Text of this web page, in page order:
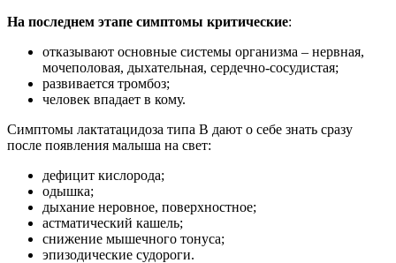
На последнем этапе симптомы критические:
отказывают основные системы организма – нервная,
мочеполовая, дыхательная, сердечно-сосудистая;
развивается тромбоз;
человек впадает в кому.
Симптомы лактатацидоза типа В дают о себе знать сразу
после появления малыша на свет:
дефицит кислорода;
одышка;
дыхание неровное, поверхностное;
астматический кашель;
снижение мышечного тонуса;
эпизодические судороги.